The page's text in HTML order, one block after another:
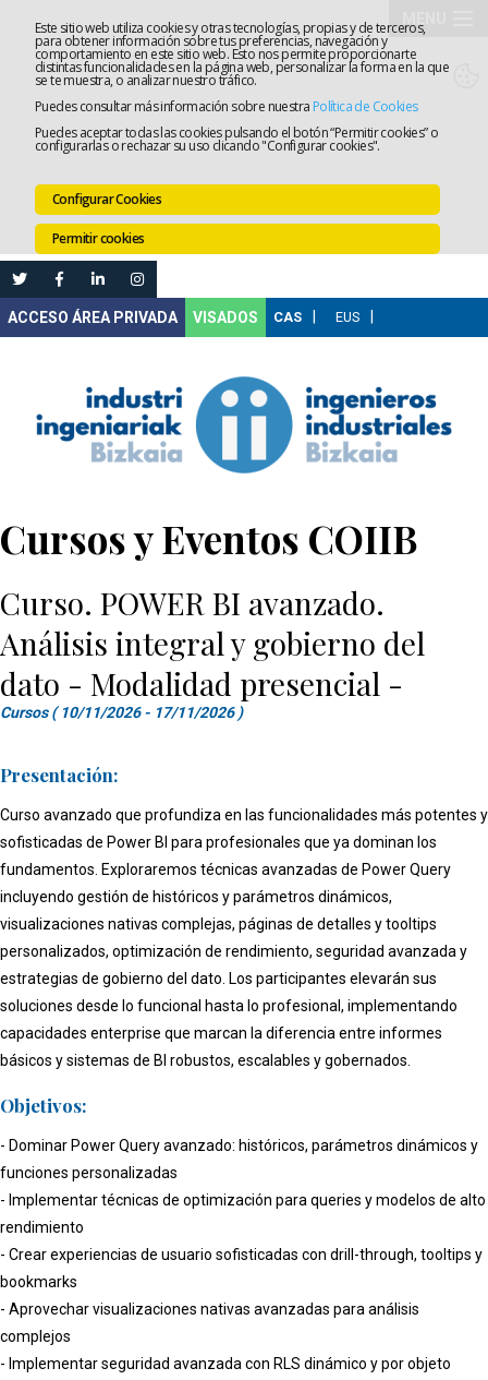
Este sitio web utiliza cookies y otras tecnologías, propias y de terceros,
para obtener información sobre tus preferencias, navegación y
comportamiento en este sitio web. Esto nos permite proporcionarte
distintas funcionalidades en la página web, personalizar la forma en la que
se te muestra, o analizar nuestro tráfico.
Puedes consultar más información sobre nuestra Política de Cookies
Puedes aceptar todas las cookies pulsando el botón “Permitir cookies” o
configurarlas o rechazar su uso clicando "Configurar cookies".
Configurar Cookies
Permitir cookies
VISADOS
Cursos y Eventos COIIB
Curso. POWER BI avanzado.
Análisis integral y gobierno del
dato - Modalidad presencial -
Cursos ( 10/11/2026 - 17/11/2026 )
Presentación:
Curso avanzado que profundiza en las funcionalidades más potentes y
sofisticadas de Power BI para profesionales que ya dominan los
fundamentos. Exploraremos técnicas avanzadas de Power Query
incluyendo gestión de históricos y parámetros dinámicos,
visualizaciones nativas complejas, páginas de detalles y tooltips
personalizados, optimización de rendimiento, seguridad avanzada y
estrategias de gobierno del dato. Los participantes elevarán sus
soluciones desde lo funcional hasta lo profesional, implementando
capacidades enterprise que marcan la diferencia entre informes
básicos y sistemas de BI robustos, escalables y gobernados.
Objetivos:
- Dominar Power Query avanzado: históricos, parámetros dinámicos y
funciones personalizadas
- Implementar técnicas de optimización para queries y modelos de alto
rendimiento
- Crear experiencias de usuario sofisticadas con drill-through, tooltips y
bookmarks
- Aprovechar visualizaciones nativas avanzadas para análisis
complejos
- Implementar seguridad avanzada con RLS dinámico y por objeto
El
Colegio
Empleo
Ventanilla